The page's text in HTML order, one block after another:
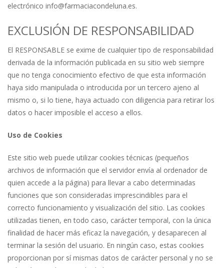
electrónico info@farmaciacondeluna.es.
EXCLUSIÓN DE RESPONSABILIDAD
El RESPONSABLE se exime de cualquier tipo de responsabilidad
derivada de la información publicada en su sitio web siempre
que no tenga conocimiento efectivo de que esta información
haya sido manipulada o introducida por un tercero ajeno al
mismo o, si lo tiene, haya actuado con diligencia para retirar los
datos o hacer imposible el acceso a ellos.
Uso de Cookies
Este sitio web puede utilizar cookies técnicas (pequeños
archivos de información que el servidor envía al ordenador de
quien accede a la página) para llevar a cabo determinadas
funciones que son consideradas imprescindibles para el
correcto funcionamiento y visualización del sitio. Las cookies
utilizadas tienen, en todo caso, carácter temporal, con la única
finalidad de hacer más eficaz la navegación, y desaparecen al
terminar la sesión del usuario. En ningún caso, estas cookies
proporcionan por sí mismas datos de carácter personal y no se